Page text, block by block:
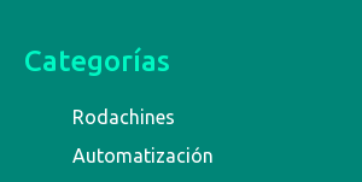
Categorías
Rodachines
Automatización